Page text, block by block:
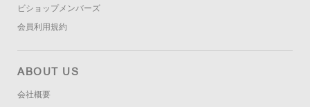
ビショップメンバーズ
会員利用規約
ABOUT US
会社概要